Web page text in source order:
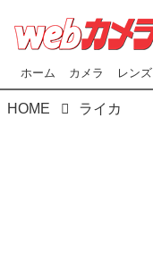
ホーム カメラ レンズ
HOME ライカ